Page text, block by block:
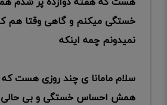
خستگی میکنم و گاهی وقتا هم
نمیدونم چمه اینکه
همش احساس خستگی و بی